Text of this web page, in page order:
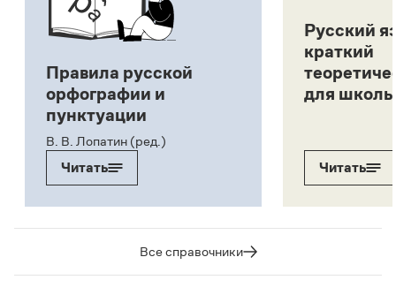
Правила русской
орфографии и
пунктуации
В. В. Лопатин (ред.)
Читать
Русский
краткий
для
Читать
Все справочники